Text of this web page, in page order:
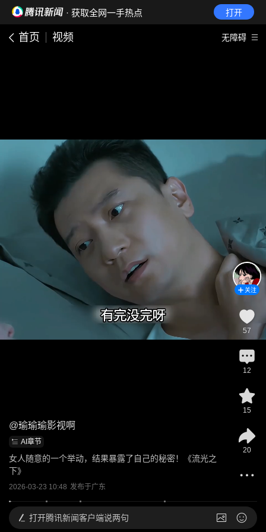
· 获取全网一手热点 打开
首页 视频 无障碍
@瑜瑜瑜影视啊
AI章节
女人随意的一个举动，结果暴露了自己的秘密！《流光之
下》
2026-03-23 10:48 发布于广东
关注
57
12
15
20
打开腾讯新闻客户端说两句